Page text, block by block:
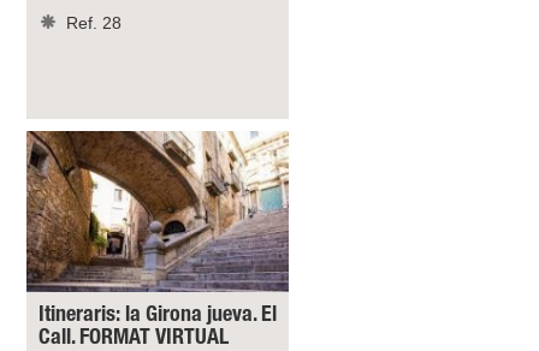
Ref. 28
Itineraris: la Girona jueva. El
Call. FORMAT VIRTUAL